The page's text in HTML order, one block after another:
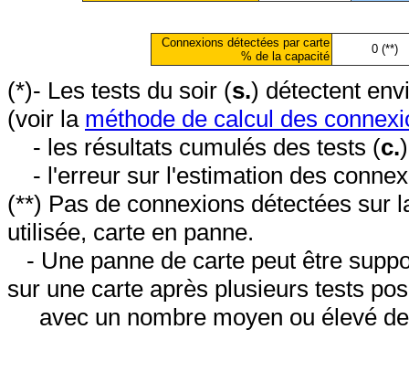
Connexions détectées par carte
% de la capacité
0 (**)
(*)- Les tests du soir (s.) détectent
(voir la méthode de calcul des
- les résultats cumulés des tests (c.
- l'erreur sur l'estimation des
(**) Pas de connexions détectées sur
utilisée, carte en panne.
- Une panne de carte peut être
sur une carte après plusieurs tests
avec un nombre moyen ou élevé